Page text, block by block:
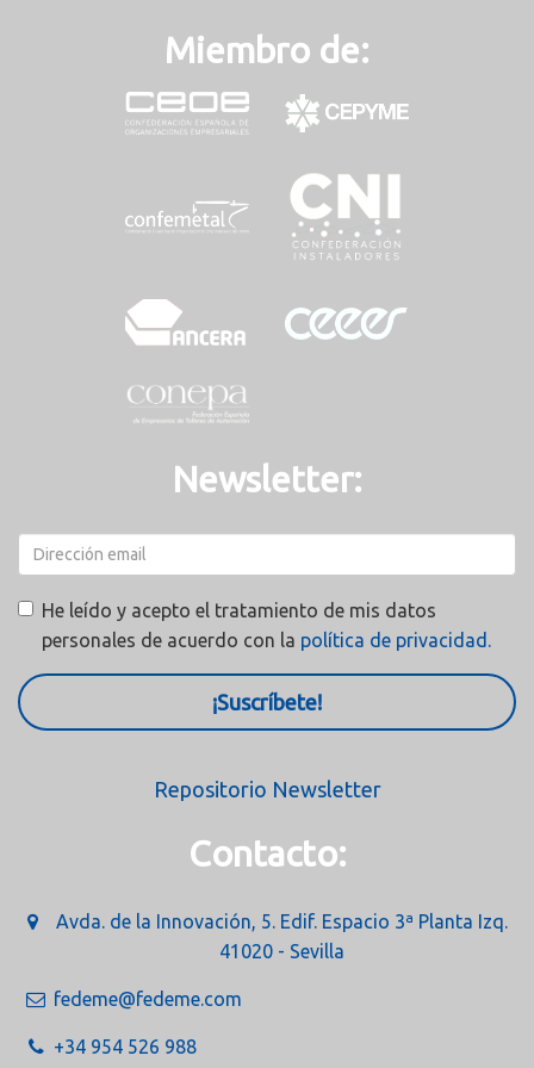
Miembro de:
Newsletter:
He leído y acepto el tratamiento de mis datos
personales de acuerdo con la política de privacidad.
¡Suscríbete!
Repositorio Newsletter
Contacto:
Avda. de la Innovación, 5. Edif. Espacio 3ª Planta Izq.
41020 - Sevilla
fedeme@fedeme.com
+34 954 526 988